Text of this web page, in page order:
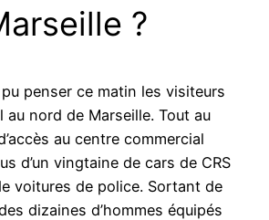
?
pu penser ce matin les visiteurs
au nord de Marseille. Tout au
au centre commercial
d’un vingtaine de cars de CRS
voitures de police. Sortant de
dizaines d’hommes équipés